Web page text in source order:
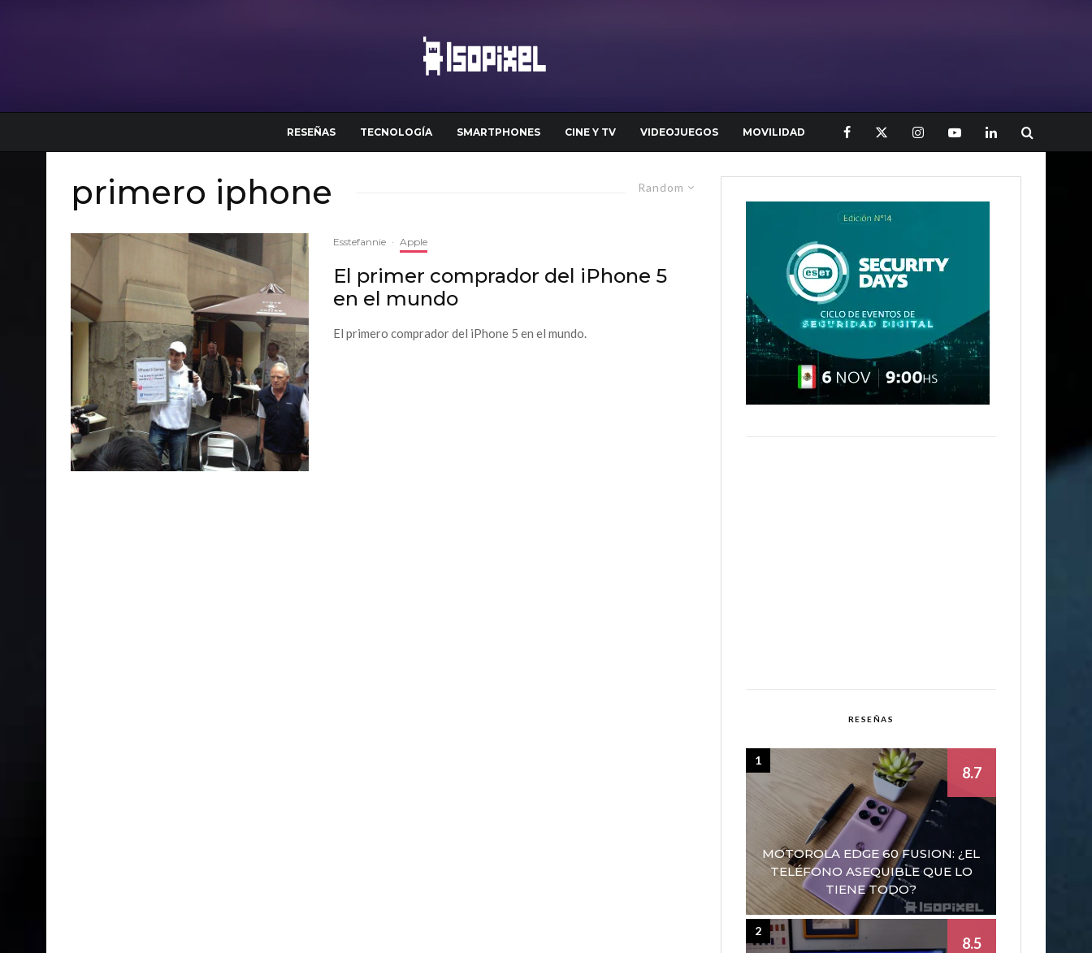
RESEÑAS TECNOLOGÍA SMARTPHONES CINE Y TV VIDEOJUEGOS MOVILIDAD
Random
primero iphone
Esstefannie · Apple
El primer comprador del iPhone 5
en el mundo
El primero comprador del iPhone 5 en el mundo.
RESEÑAS
MOTOROLA EDGE 60 FUSION: ¿EL
TELÉFONO ASEQUIBLE QUE LO
TIENE TODO?
8.7
1
8.5
2